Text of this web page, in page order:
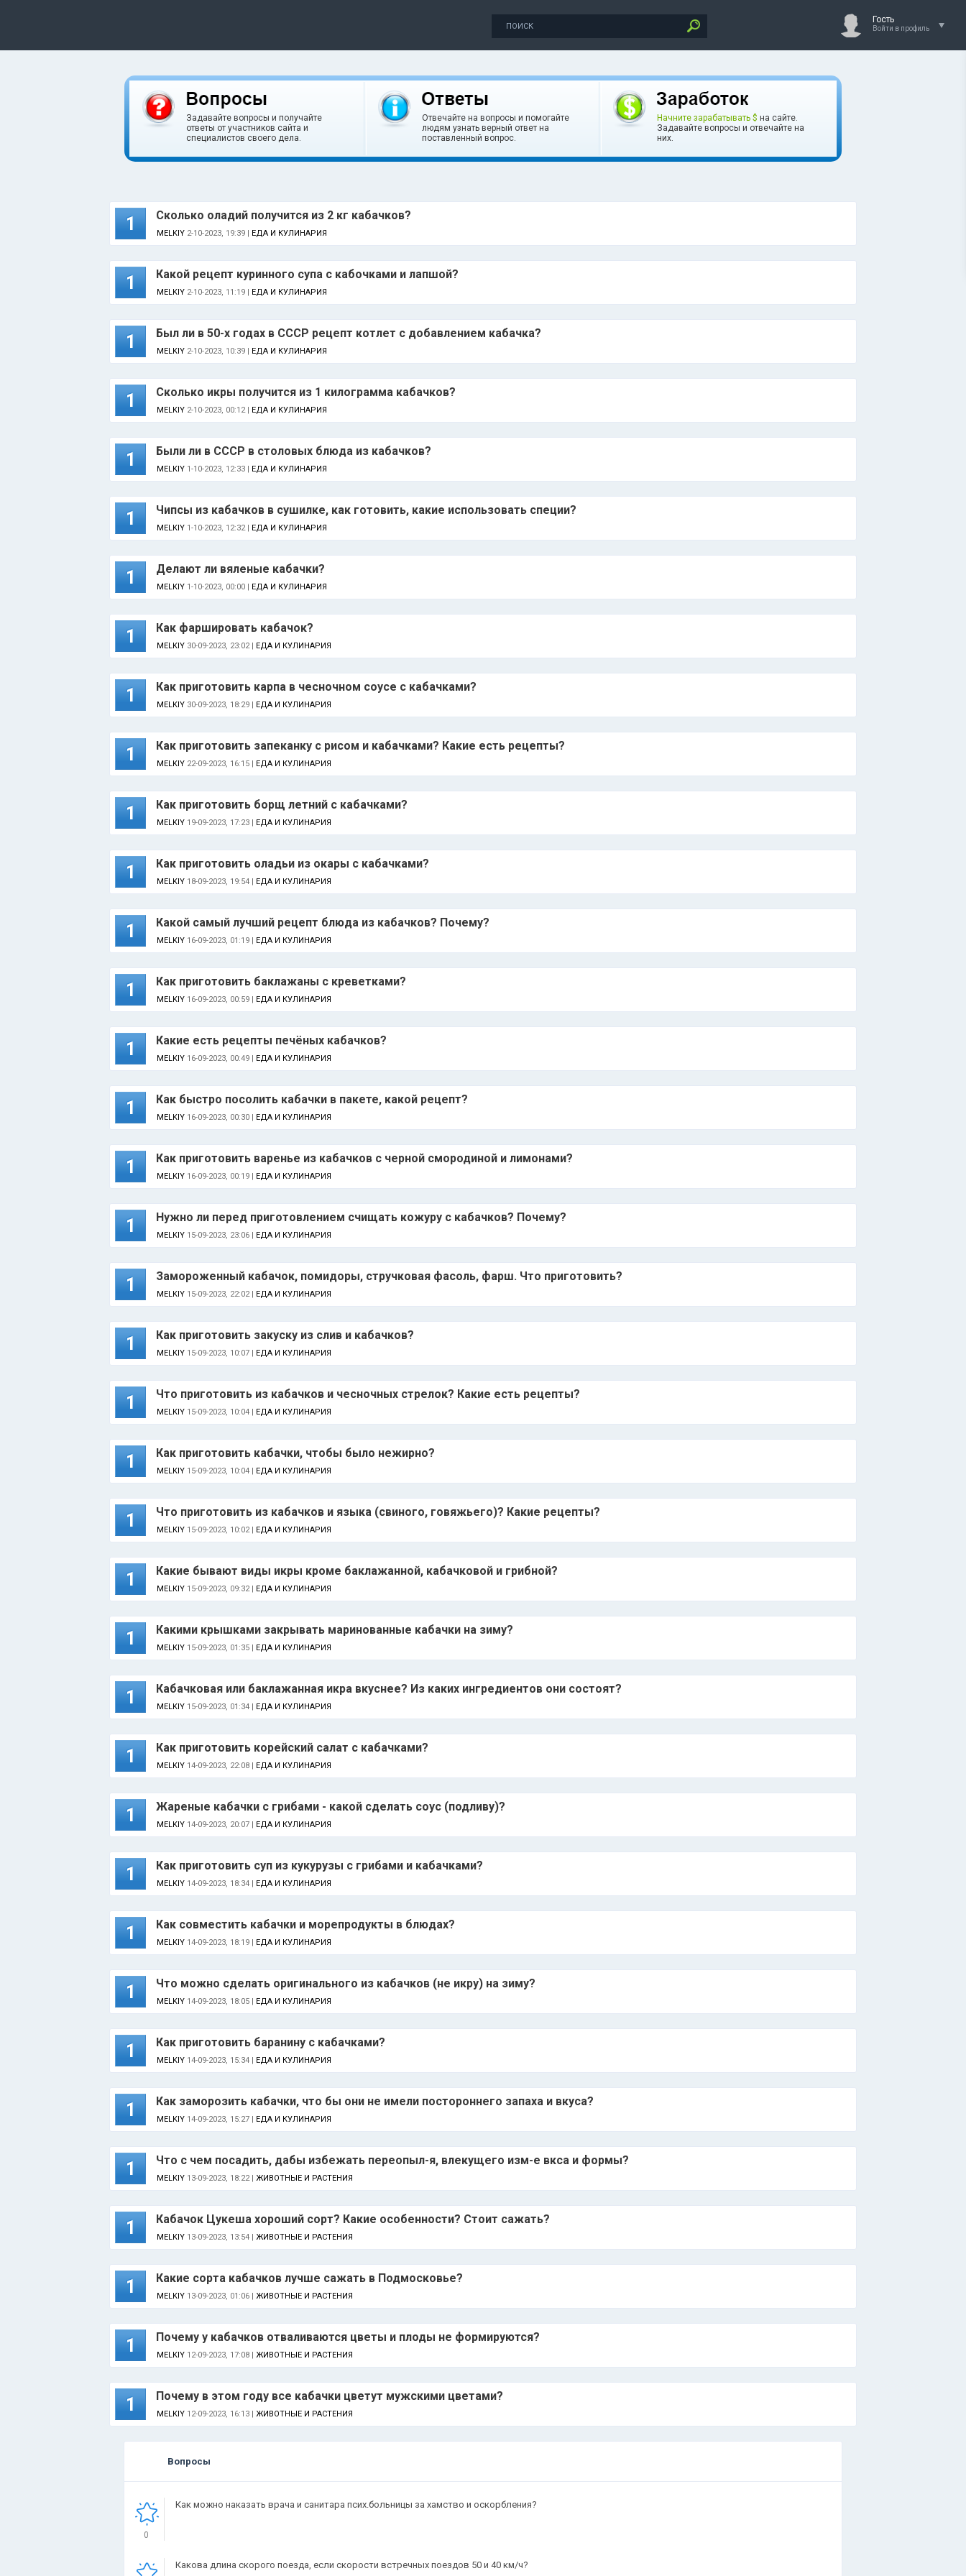
Гость
Войти в профиль
Задавайте вопросы и получайте
ответы от участников сайта и
специалистов своего дела.
Отвечайте на вопросы и помогайте
людям узнать верный ответ на
поставленный вопрос.
Начните зарабатывать $ на сайте.
Задавайте вопросы и отвечайте на
них.
1 Сколько оладий получится из 2 кг кабачков?
MELKIY 2-10-2023, 19:39 | ЕДА И КУЛИНАРИЯ
1 Какой рецепт куринного супа с кабочками и лапшой?
MELKIY 2-10-2023, 11:19 | ЕДА И КУЛИНАРИЯ
1 Был ли в 50-х годах в СССР рецепт котлет с добавлением кабачка?
MELKIY 2-10-2023, 10:39 | ЕДА И КУЛИНАРИЯ
1 Сколько икры получится из 1 килограмма кабачков?
MELKIY 2-10-2023, 00:12 | ЕДА И КУЛИНАРИЯ
1 Были ли в СССР в столовых блюда из кабачков?
MELKIY 1-10-2023, 12:33 | ЕДА И КУЛИНАРИЯ
1 Чипсы из кабачков в сушилке, как готовить, какие использовать специи?
MELKIY 1-10-2023, 12:32 | ЕДА И КУЛИНАРИЯ
1 Делают ли вяленые кабачки?
MELKIY 1-10-2023, 00:00 | ЕДА И КУЛИНАРИЯ
1 Как фаршировать кабачок?
MELKIY 30-09-2023, 23:02 | ЕДА И КУЛИНАРИЯ
1 Как приготовить ​карпа в чесночном соусе с кабачками?
MELKIY 30-09-2023, 18:29 | ЕДА И КУЛИНАРИЯ
1 Как приготовить запеканку с рисом и кабачками? Какие есть рецепты?
MELKIY 22-09-2023, 16:15 | ЕДА И КУЛИНАРИЯ
1 Как приготовить борщ летний с кабачками?
MELKIY 19-09-2023, 17:23 | ЕДА И КУЛИНАРИЯ
1 Как приготовить оладьи из окары с кабачками?
MELKIY 18-09-2023, 19:54 | ЕДА И КУЛИНАРИЯ
1 Какой самый лучший рецепт блюда из кабачков? Почему?
MELKIY 16-09-2023, 01:19 | ЕДА И КУЛИНАРИЯ
1 Как приготовить баклажаны с креветками?
MELKIY 16-09-2023, 00:59 | ЕДА И КУЛИНАРИЯ
1 Какие есть рецепты печёных кабачков?
MELKIY 16-09-2023, 00:49 | ЕДА И КУЛИНАРИЯ
1 Как быстро посолить кабачки в пакете, какой рецепт?
MELKIY 16-09-2023, 00:30 | ЕДА И КУЛИНАРИЯ
1 Как приготовить варенье из кабачков с черной смородиной и лимонами?
MELKIY 16-09-2023, 00:19 | ЕДА И КУЛИНАРИЯ
1 Нужно ли перед приготовлением счищать кожуру с кабачков? Почему?
MELKIY 15-09-2023, 23:06 | ЕДА И КУЛИНАРИЯ
1 Замороженный кабачок, помидоры, стручковая фасоль, фарш. Что приготовить?
MELKIY 15-09-2023, 22:02 | ЕДА И КУЛИНАРИЯ
1 Как приготовить закуску из слив и кабачков?
MELKIY 15-09-2023, 10:07 | ЕДА И КУЛИНАРИЯ
1 Что приготовить из кабачков и чесночных стрелок? Какие есть рецепты?
MELKIY 15-09-2023, 10:04 | ЕДА И КУЛИНАРИЯ
1 Как приготовить кабачки, чтобы было нежирно?
MELKIY 15-09-2023, 10:04 | ЕДА И КУЛИНАРИЯ
1 Что приготовить из кабачков и языка (свиного, говяжьего)? Какие рецепты?
MELKIY 15-09-2023, 10:02 | ЕДА И КУЛИНАРИЯ
1 Какие бывают виды икры кроме баклажанной, кабачковой и грибной?
MELKIY 15-09-2023, 09:32 | ЕДА И КУЛИНАРИЯ
1 Какими крышками закрывать маринованные кабачки на зиму?
MELKIY 15-09-2023, 01:35 | ЕДА И КУЛИНАРИЯ
1 Кабачковая или баклажанная икра вкуснее? Из каких ингредиентов они состоят?
MELKIY 15-09-2023, 01:34 | ЕДА И КУЛИНАРИЯ
1 Как приготовить корейский салат с кабачками?
MELKIY 14-09-2023, 22:08 | ЕДА И КУЛИНАРИЯ
1 Жареные кабачки с грибами - какой сделать соус (подливу)?
MELKIY 14-09-2023, 20:07 | ЕДА И КУЛИНАРИЯ
1 Как приготовить суп из кукурузы с грибами и кабачками?
MELKIY 14-09-2023, 18:34 | ЕДА И КУЛИНАРИЯ
1 Как совместить кабачки и морепродукты в блюдах?
MELKIY 14-09-2023, 18:19 | ЕДА И КУЛИНАРИЯ
1 Что можно сделать оригинального из кабачков (не икру) на зиму?
MELKIY 14-09-2023, 18:05 | ЕДА И КУЛИНАРИЯ
1 Как приготовить баранину с кабачками?
MELKIY 14-09-2023, 15:34 | ЕДА И КУЛИНАРИЯ
1 Как заморозить кабачки, что бы они не имели постороннего запаха и вкуса?
MELKIY 14-09-2023, 15:27 | ЕДА И КУЛИНАРИЯ
1 Что с чем посадить, дабы избежать переопыл-я, влекущего изм-е вкса и формы?
MELKIY 13-09-2023, 18:22 | ЖИВОТНЫЕ И РАСТЕНИЯ
1 Кабачок Цукеша хороший сорт? Какие особенности? Стоит сажать?
MELKIY 13-09-2023, 13:54 | ЖИВОТНЫЕ И РАСТЕНИЯ
1 Какие сорта кабачков лучше сажать в Подмосковье?
MELKIY 13-09-2023, 01:06 | ЖИВОТНЫЕ И РАСТЕНИЯ
1 Почему у кабачков отваливаются цветы и плоды не формируются?
MELKIY 12-09-2023, 17:08 | ЖИВОТНЫЕ И РАСТЕНИЯ
1 Почему в этом году все кабачки цветут мужскими цветами?
MELKIY 12-09-2023, 16:13 | ЖИВОТНЫЕ И РАСТЕНИЯ
Вопросы
0
Как можно наказать врача и санитара псих.больницы за хамство и оскорбления?
Какова длина скорого поезда, если скорости встречных поездов 50 и 40 км/ч?